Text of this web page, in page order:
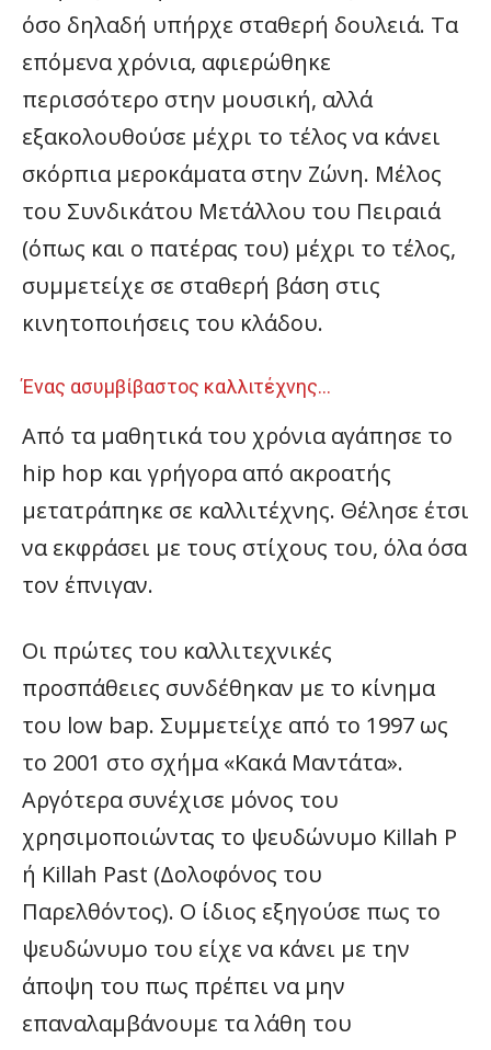
όσο δηλαδή υπήρχε σταθερή δουλειά. Τα
επόμενα χρόνια, αφιερώθηκε
περισσότερο στην μουσική, αλλά
εξακολουθούσε μέχρι το τέλος να κάνει
σκόρπια μεροκάματα στην Ζώνη. Μέλος
του Συνδικάτου Μετάλλου του Πειραιά
(όπως και ο πατέρας του) μέχρι το τέλος,
συμμετείχε σε σταθερή βάση στις
κινητοποιήσεις του κλάδου.
Ένας ασυμβίβαστος καλλιτέχνης…
Από τα μαθητικά του χρόνια αγάπησε το
hip hop και γρήγορα από ακροατής
μετατράπηκε σε καλλιτέχνης. Θέλησε έτσι
να εκφράσει με τους στίχους του, όλα όσα
τον έπνιγαν.
Οι πρώτες του καλλιτεχνικές
προσπάθειες συνδέθηκαν με το κίνημα
του low bap. Συμμετείχε από το 1997 ως
το 2001 στο σχήμα «Κακά Μαντάτα».
Αργότερα συνέχισε μόνος του
χρησιμοποιώντας το ψευδώνυμο Killah P
ή Killah Past (Δολοφόνος του
Παρελθόντος). Ο ίδιος εξηγούσε πως το
ψευδώνυμο του είχε να κάνει με την
άποψη του πως πρέπει να μην
επαναλαμβάνουμε τα λάθη του